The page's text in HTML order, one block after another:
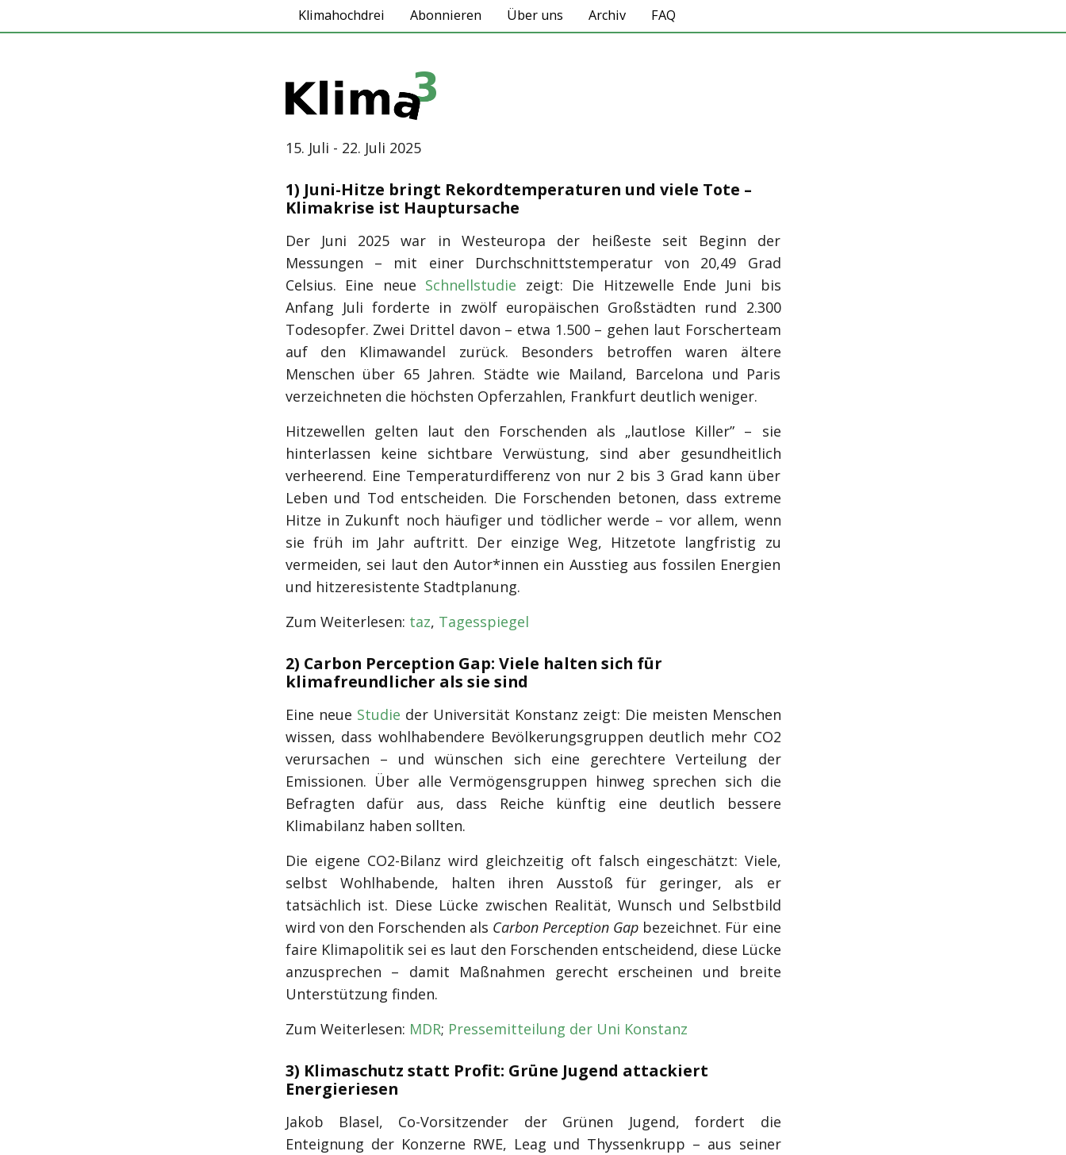
Klimahochdrei Abonnieren Über uns Archiv FAQ
15. Juli - 22. Juli 2025
1) Juni-Hitze bringt Rekordtemperaturen und viele Tote –
Klimakrise ist Hauptursache
Der Juni 2025 war in Westeuropa der heißeste seit Beginn der
Messungen – mit einer Durchschnittstemperatur von 20,49 Grad
Celsius. Eine neue Schnellstudie zeigt: Die Hitzewelle Ende Juni bis
Anfang Juli forderte in zwölf europäischen Großstädten rund 2.300
Todesopfer. Zwei Drittel davon – etwa 1.500 – gehen laut Forscherteam
auf den Klimawandel zurück. Besonders betroffen waren ältere
Menschen über 65 Jahren. Städte wie Mailand, Barcelona und Paris
verzeichneten die höchsten Opferzahlen, Frankfurt deutlich weniger.
Hitzewellen gelten laut den Forschenden als „lautlose Killer” – sie
hinterlassen keine sichtbare Verwüstung, sind aber gesundheitlich
verheerend. Eine Temperaturdifferenz von nur 2 bis 3 Grad kann über
Leben und Tod entscheiden. Die Forschenden betonen, dass extreme
Hitze in Zukunft noch häufiger und tödlicher werde – vor allem, wenn
sie früh im Jahr auftritt. Der einzige Weg, Hitzetote langfristig zu
vermeiden, sei laut den Autor*innen ein Ausstieg aus fossilen Energien
und hitzeresistente Stadtplanung.
Zum Weiterlesen: taz, Tagesspiegel
2) Carbon Perception Gap: Viele halten sich für
klimafreundlicher als sie sind
Eine neue Studie der Universität Konstanz zeigt: Die meisten Menschen
wissen, dass wohlhabendere Bevölkerungsgruppen deutlich mehr CO2
verursachen – und wünschen sich eine gerechtere Verteilung der
Emissionen. Über alle Vermögensgruppen hinweg sprechen sich die
Befragten dafür aus, dass Reiche künftig eine deutlich bessere
Klimabilanz haben sollten.
Die eigene CO2-Bilanz wird gleichzeitig oft falsch eingeschätzt: Viele,
selbst Wohlhabende, halten ihren Ausstoß für geringer, als er
tatsächlich ist. Diese Lücke zwischen Realität, Wunsch und Selbstbild
wird von den Forschenden als Carbon Perception Gap bezeichnet. Für eine
faire Klimapolitik sei es laut den Forschenden entscheidend, diese Lücke
anzusprechen – damit Maßnahmen gerecht erscheinen und breite
Unterstützung finden.
Zum Weiterlesen: MDR; Pressemitteilung der Uni Konstanz
3) Klimaschutz statt Profit: Grüne Jugend attackiert
Energieriesen
Jakob Blasel, Co-Vorsitzender der Grünen Jugend, fordert die
Enteignung der Konzerne RWE, Leag und Thyssenkrupp – aus seiner